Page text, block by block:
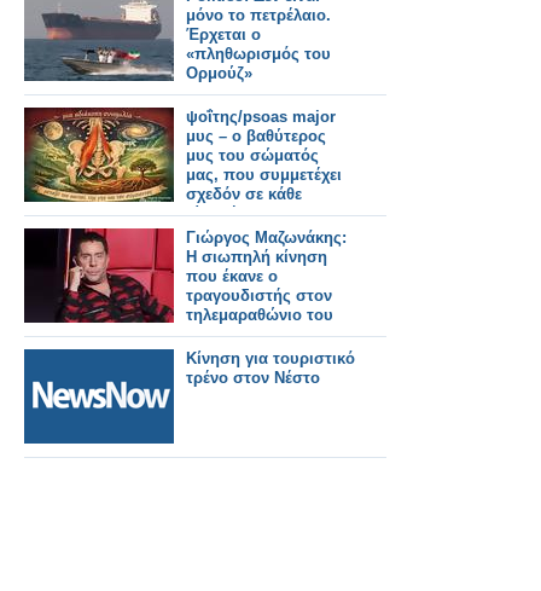
μόνο το πετρέλαιο.
Έρχεται ο
«πληθωρισμός του
Ορμούζ»
ψοΐτης/psoas major
μυς – ο βαθύτερος
μυς του σώματός
μας, που συμμετέχει
σχεδόν σε κάθε
κίνησή μας!
Γιώργος Μαζωνάκης:
Η σιωπηλή κίνηση
που έκανε ο
τραγουδιστής στον
τηλεμαραθώνιο του
ΑΝΤ1
Κίνηση για τουριστικό
τρένο στον Νέστο